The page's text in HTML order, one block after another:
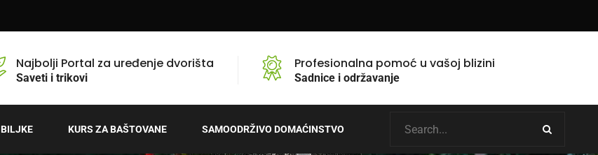
Najbolji Portal za uređenje dvorišta
Saveti i trikovi
Profesionalna pomoć u vašoj blizini
Sadnice i održavanje
BILJKE KURS ZA BAŠTOVANE SAMOODRŽIVO DOMAĆINSTVO